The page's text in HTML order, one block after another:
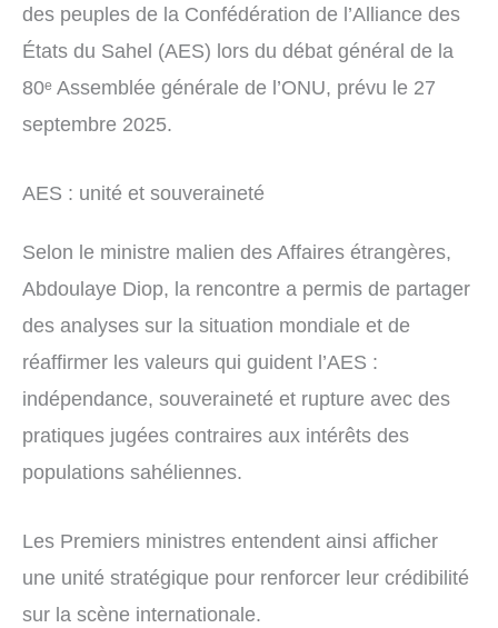
des peuples de la Confédération de l’Alliance des
États du Sahel (AES) lors du débat général de la
80ᵉ Assemblée générale de l’ONU, prévu le 27
septembre 2025.
AES : unité et souveraineté
Selon le ministre malien des Affaires étrangères,
Abdoulaye Diop, la rencontre a permis de partager
des analyses sur la situation mondiale et de
réaffirmer les valeurs qui guident l’AES :
indépendance, souveraineté et rupture avec des
pratiques jugées contraires aux intérêts des
populations sahéliennes.
Les Premiers ministres entendent ainsi afficher
une unité stratégique pour renforcer leur crédibilité
sur la scène internationale.